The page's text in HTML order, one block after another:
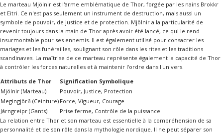
Le marteau Mjölnir est l'arme emblématique de Thor, forgée par les nains Brokkr
et Eitri. Ce n'est pas seulement un instrument de destruction, mais aussi un
symbole de pouvoir, de justice et de protection. Mjölnir a la particularité de
revenir toujours dans la main de Thor après avoir été lancé, ce qui le rend
insurmontable pour ses ennemis. Il est également utilisé pour consacrer les
mariages et les funérailles, soulignant son rôle dans les rites et les traditions
scandinaves. La maîtrise de ce marteau représente également la capacité de Thor
à contrôler les forces naturelles et à maintenir l'ordre dans l'univers.
Attributs de Thor
Signification Symbolique
Mjölnir (Marteau)
Pouvoir, Justice, Protection
Megingjörð (Ceinture) Force, Vigueur, Courage
Járngreipr (Gants)
Prise ferme, Contrôle de la puissance
La relation entre Thor et son marteau est essentielle à la compréhension de sa
personnalité et de son rôle dans la mythologie nordique. Il ne peut séparer son